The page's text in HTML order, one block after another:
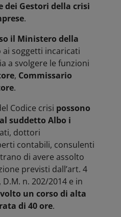
dei Gestori della crisi
.
il Ministero della
ai soggetti incaricati
a svolgere le funzioni
, Commissario
.
Codice crisi possono
suddetto Albo i
dottori
contabili, consulenti
di avere assolto
previsti dall’art. 4
n. 202/2014 e in
un corso di alta
di 40 ore.